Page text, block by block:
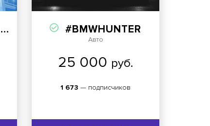
#BMWHUNTER
Авто
25 000 руб.
1 673 — подписчиков